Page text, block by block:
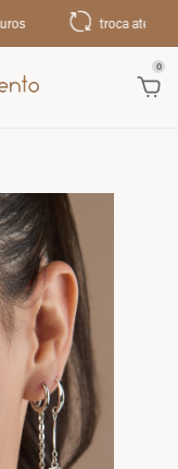
troca até 30 dias
0